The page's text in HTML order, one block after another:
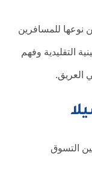
نوعها للمسافرين
التقليدية وفهم
العريق.
التسوق